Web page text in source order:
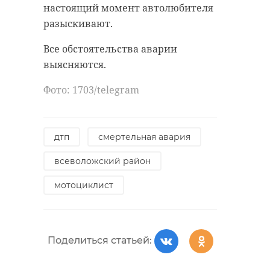
настоящий момент автолюбителя
разыскивают.
Все обстоятельства аварии
выясняются.
Фото: 1703/telegram
дтп смертельная авария
всеволожский район
мотоциклист
Поделиться статьей: